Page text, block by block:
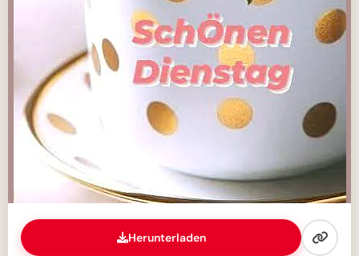
Herunterladen